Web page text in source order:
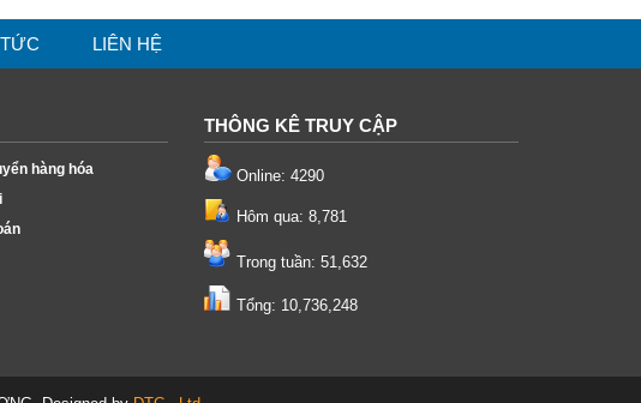
LIÊN HỆ
hàng hóa
THÔNG KÊ TRUY CẬP
Online: 4290
Hôm qua: 8,781
Trong tuần: 51,632
Tổng: 10,736,248